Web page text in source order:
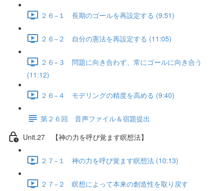
２６−１ 長期のゴールを再設定する (9:51)
２６−２ 自分の憲法を再設定する (11:05)
２６−３ 問題に向き合わず、常にゴールに向き合う
(11:12)
２６−４ モデリングの精度を高める (9:40)
第２６回 音声ファイル＆宿題提出
Unit.27 【神の力を呼び覚ます瞑想法】
２７−１ 神の力を呼び覚ます瞑想法 (10:13)
２７−２ 瞑想によって本来の創造性を取り戻す